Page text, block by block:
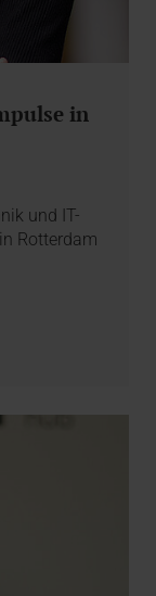
in
und IT-
Rotterdam